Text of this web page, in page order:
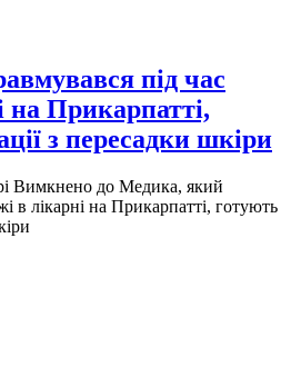
під час
на Прикарпатті,
з пересадки шкіри
Вимкнено до Медика, який
в лікарні на Прикарпатті, готують